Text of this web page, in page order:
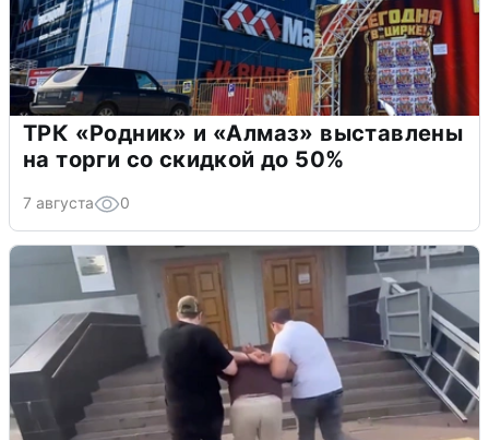
ТРК «Родник» и «Алмаз» выставлены
на торги со скидкой до 50%
7 августа 0